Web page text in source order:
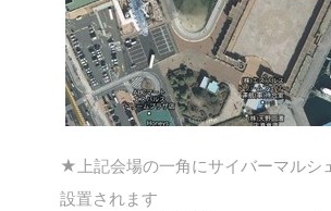
★上記会場の一角にサイバーマルシ
設置されます